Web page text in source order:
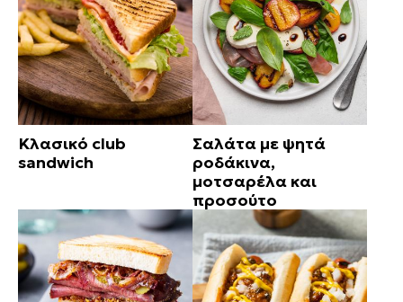
Κλασικό club
sandwich
Σαλάτα με ψητά
ροδάκινα,
μοτσαρέλα και
προσούτο